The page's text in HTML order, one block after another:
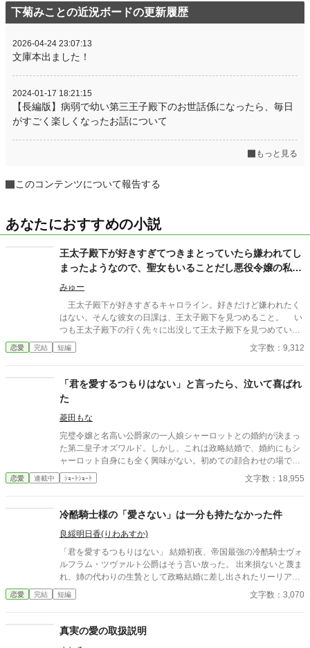
下菊みことの近況ボードの更新履歴
2026-04-24 23:07:13
文庫本出ました！
2024-01-17 18:21:15
【長編版】病弱で幼い第三王子殿下のお世話係になったら、毎日
がすごく楽しくなったお話について
もっと見る
このコンテンツについて報告する
あなたにおすすめの小説
王太子殿下が好きすぎてつきまとっていたら嫌われてし
まったようなので、聖女もいることだし悪役令嬢の私は
退散することにしました。
みゅー
王太子殿下が好きすぎるキャロライン。好きだけど嫌われたく
はない。そんな彼女の日課は、王太子殿下を見つめること。 い
つも王太子殿下の行く先々に出没して王太子殿下を見つめていた
が、ついにそんな生活が終わるときが来る。 聖女が現れたの
だ。そして、さらにショックなことに、自分が乙女ゲームの世界
殿下に嫌われたくはないキャロラインは、王太子殿下の前から姿
を消すことにした。そんなお話です。 ちょっと切ないお話で
す。
恋愛 完結 短編 文字数：9,312
「君を愛するつもりはない」と言ったら、泣いて喜ばれ
た
菱田もな
完璧令嬢と名高い公爵家の一人娘シャーロットとの婚約が決まっ
た第二皇子オズワルド。しかし、これは政略結婚で、婚約にもシ
ャーロット自身にも全く興味がない。初めての顔合わせの場で
「悪いが、君を愛するつもりはない」とはっきり告げたオズワル
ドに対して、シャーロットはなぜか歓喜の涙を浮かべて…？ ※他
恋愛 連載中 ｼｮｰﾄｼｮｰﾄ 文字数：18,955
冷酷騎士様の「愛さない」は一分も持たなかった件
良綏明日香(りわあすか)
「君を愛するつもりはない」 結婚初夜、帝国最強の冷酷騎士ヴォ
ルフラム・ツヴァルト公爵はそう言い放った。 出来損ないと蔑ま
れ、姉の代わりの生贄として政略結婚に差し出されたリーリア・
ミラベルにとって、それはむしろ救いだった。 愛を期待されない
のなら、失望させることもない。 契約妻として静かに役目を果た
な強化魔法で直す。 ただ「役に立ちたい」という一心だった。 ―
恋愛 完結 短編 文字数：3,070
真実の愛の取扱説明